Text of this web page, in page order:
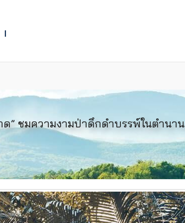
ด” ชมความงามป่าดึกดำบรรพ์ในตำนาน